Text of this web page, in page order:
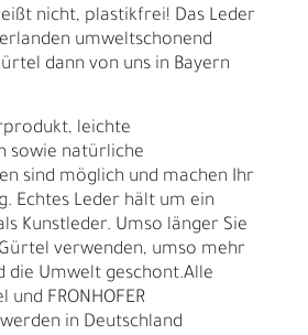
nicht, plastikfrei! Das Leder
umweltschonend
dann von uns in Bayern
leichte
sowie natürliche
sind möglich und machen Ihr
Echtes Leder hält um ein
Kunstleder. Umso länger Sie
verwenden, umso mehr
die Umwelt geschont.Alle
und FRONHOFER
in Deutschland